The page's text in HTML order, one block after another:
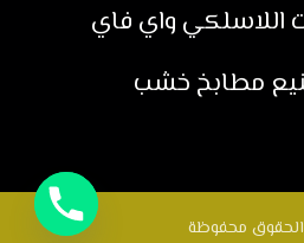
اللاسلكي واي فاي
مطابخ خشب
محفوظة